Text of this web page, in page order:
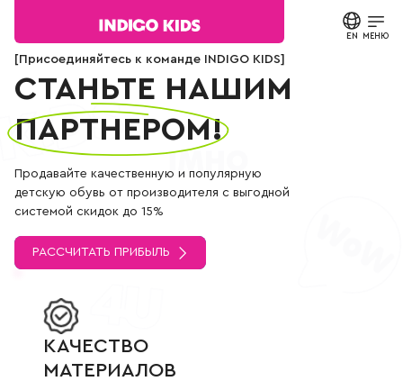
EN МЕНЮ
каталоге
КАТАЛОГ
О БРЕНДЕ
НОВОСТИ
ПАРТНЕРАМ
МАГАЗИНЫ
КОНТАКТЫ
сообщения
обработку
персональных
данных.
Политика
конфиденциальности
*
поля
обязательны
к
заполнению
[Присоединяйтесь к команде INDIGO KIDS]
Станьте нашим партнером!
СТАНЬТЕ НАШИМ
ПАРТНЕРОМ!
Продавайте качественную и популярную
детскую обувь от производителя с выгодной
системой скидок до 15%
РАССЧИТАТЬ ПРИБЫЛЬ
КАЧЕСТВО МАТЕРИАЛОВ
КАЧЕСТВО
МАТЕРИАЛОВ